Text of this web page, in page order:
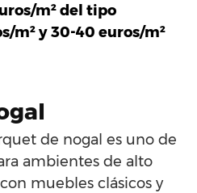
m² del tipo
m² y 30-40 euros/m²
de nogal es uno de
ambientes de alto
muebles clásicos y